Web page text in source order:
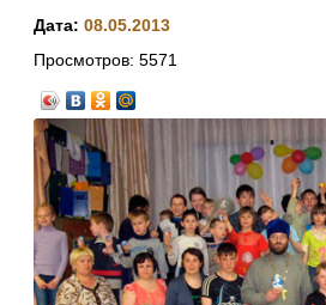
Дата: 08.05.2013
Просмотров: 5571